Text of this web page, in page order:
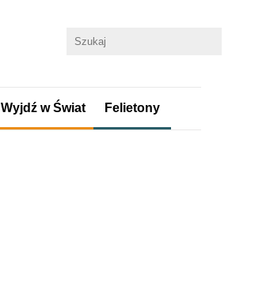
Wyjdź w Świat Felietony